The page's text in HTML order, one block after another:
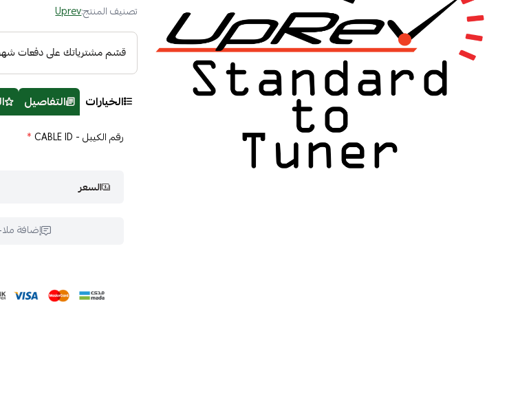
تصنيف المنتج:Uprev
الخيارات التفاصيل
رقم الكيبل - CABLE ID *
السعر
إضافة